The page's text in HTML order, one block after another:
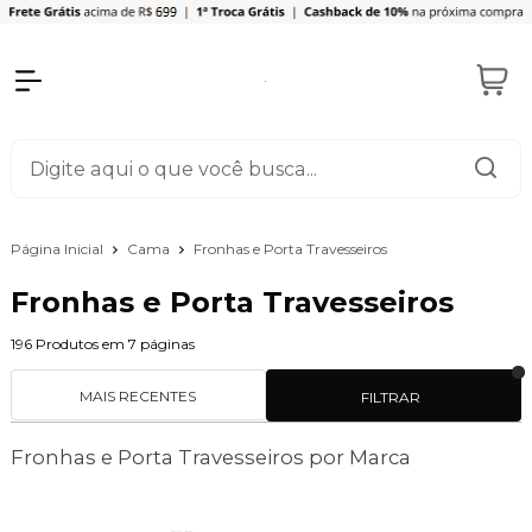
Página Inicial Cama Fronhas e Porta Travesseiros
Fronhas e Porta Travesseiros
196 Produtos em 7 páginas
FILTRAR
MAIS RECENTES
Fronhas e Porta Travesseiros por Marca